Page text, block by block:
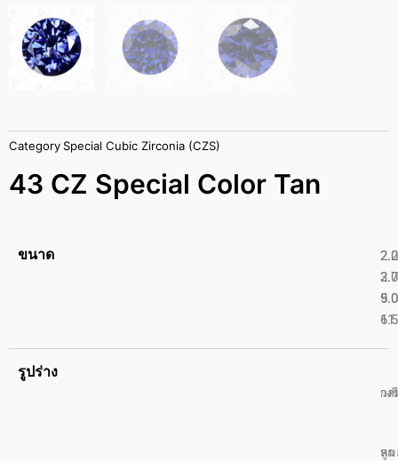
Category Special Cubic Zirconia (CZS)
43 CZ Special Color Tan
ขนาด
รูปร่าง
กล
วงรี
ลูก
หม